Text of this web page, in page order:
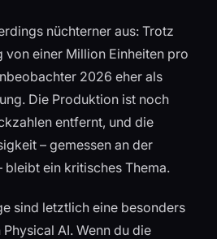
nüchterner aus: Trotz
von einer Million Einheiten pro
2026 eher als
Die Produktion ist noch
entfernt, und die
– gemessen an der
bleibt ein kritisches Thema.
sind letztlich eine besonders
AI. Wenn du die